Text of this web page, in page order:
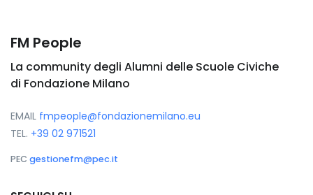
FM People
La community degli Alumni delle Scuole Civiche
di Fondazione Milano
EMAIL fmpeople@fondazionemilano.eu
TEL. +39 02 971521
PEC gestionefm@pec.it